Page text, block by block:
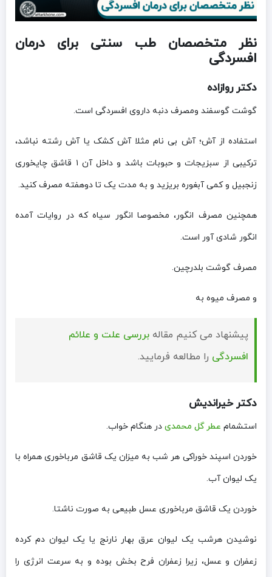
نظر متخصصان طب سنتی برای درمان
افسردگی
دکتر روازاده
گوشت گوسفند ومصرف دنبه داروی افسردگی است.
استفاده از آش؛ آش بی نام مثلا آش کشک یا آش رشته نباشد،
ترکیبی از سبزیجات و حبوبات باشد و داخل آن ۱ قاشق چایخوری
زنجبیل و کمی آبغوره بریزید و به مدت یک تا دوهفته مصرف کنید.
همچنین مصرف انگور، مخصوصا انگور سیاه که در روایات آمده
انگور شادی آور است.
مصرف گوشت بلدرچین.
و مصرف میوه به
پیشنهاد می کنیم مقاله بررسی علت و علائم
افسردگی را مطالعه فرمایید.
دکتر خیراندیش
استشمام عطر گل محمدی در هنگام خواب.
خوردن اسپند خوراکی هر شب به میزان یک قاشق مرباخوری همراه با
یک لیوان آب.
خوردن یک قاشق مرباخوری عسل طبیعی به صورت ناشتا.
نوشیدن هرشب یک لیوان عرق بهار نارنج یا یک لیوان دم کرده
زعفران و عسل، زیرا زعفران فرح بخش بوده و به سرعت انرژی را